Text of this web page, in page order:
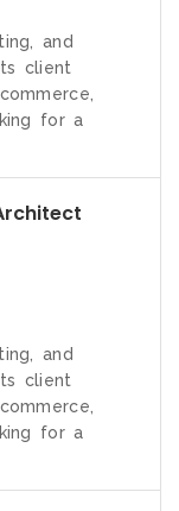
and
client
for a
and
client
for a